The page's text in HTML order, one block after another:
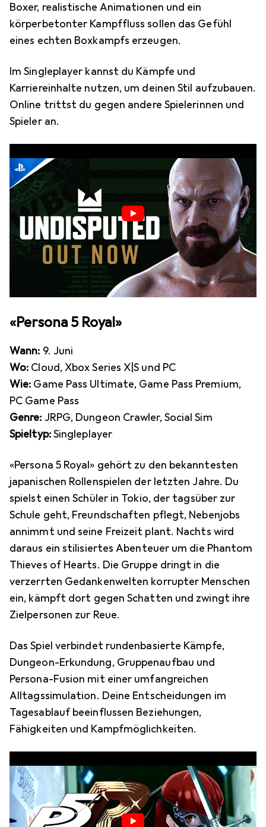
Boxer, realistische Animationen und ein
körperbetonter Kampffluss sollen das Gefühl
eines echten Boxkampfs erzeugen.
Im Singleplayer kannst du Kämpfe und
Karriereinhalte nutzen, um deinen Stil aufzubauen.
Online trittst du gegen andere Spielerinnen und
Spieler an.
«Persona 5 Royal»
Wann: 9. Juni
Wo: Cloud, Xbox Series X|S und PC
Wie: Game Pass Ultimate, Game Pass Premium,
PC Game Pass
Genre: JRPG, Dungeon Crawler, Social Sim
Spieltyp:Singleplayer
«Persona 5 Royal» gehört zu den bekanntesten
japanischen Rollenspielen der letzten Jahre. Du
spielst einen Schüler in Tokio, der tagsüber zur
Schule geht, Freundschaften pflegt, Nebenjobs
annimmt und seine Freizeit plant. Nachts wird
daraus ein stilisiertes Abenteuer um die Phantom
Thieves of Hearts. Die Gruppe dringt in die
verzerrten Gedankenwelten korrupter Menschen
ein, kämpft dort gegen Schatten und zwingt ihre
Zielpersonen zur Reue.
Das Spiel verbindet rundenbasierte Kämpfe,
Dungeon-Erkundung, Gruppenaufbau und
Persona-Fusion mit einer umfangreichen
Alltagssimulation. Deine Entscheidungen im
Tagesablauf beeinflussen Beziehungen,
Fähigkeiten und Kampfmöglichkeiten.